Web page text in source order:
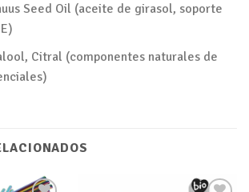
Seed Oil (aceite de girasol, soporte
Citral (componentes naturales de